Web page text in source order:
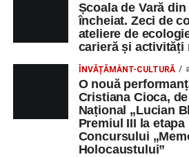
Școala de Vară
încheiat. Zeci de
ateliere de
carieră și activități
ÎNVĂȚĂMÂNT-CULTURĂ
O nouă
Cristiana Cioca,
Național „Lucian
Premiul III la
Concursului
Holocaustului”